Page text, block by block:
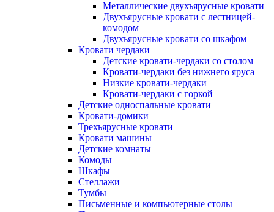
Металлические двухъярусные кровати
Двухъярусные кровати с лестницей-
комодом
Двухъярусные кровати со шкафом
Кровати чердаки
Детские кровати-чердаки со столом
Кровати-чердаки без нижнего яруса
Низкие кровати-чердаки
Кровати-чердаки с горкой
Детские односпальные кровати
Кровати-домики
Трехъярусные кровати
Кровати машины
Детские комнаты
Комоды
Шкафы
Стеллажи
Тумбы
Письменные и компьютерные столы